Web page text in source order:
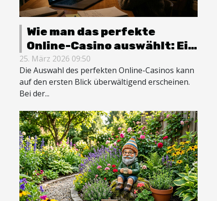
Wie man das perfekte
Online-Casino auswählt: Ein
umfassender Leitfaden
25. März 2026 09:50
Die Auswahl des perfekten Online-Casinos kann
auf den ersten Blick überwältigend erscheinen.
Bei der...